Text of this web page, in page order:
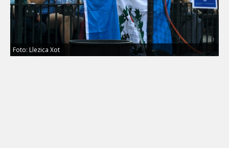
Foto: Llezica Xot